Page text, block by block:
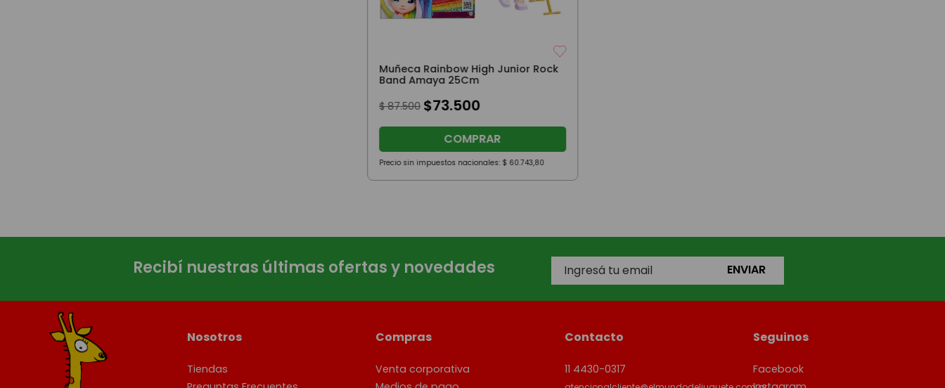
Muñeca Rainbow High Junior Rock
Band Amaya 25Cm
$ 87.500 $73.500
COMPRAR
Precio sin impuestos nacionales: $ 60.743,80
Recibí nuestras últimas ofertas y novedades ENVIAR
Nosotros
Tiendas
Compras
Venta corporativa
Contacto
11 4430-0317
Seguinos
Facebook